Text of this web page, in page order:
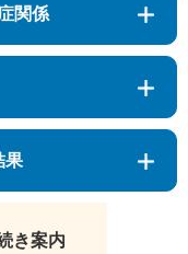
関係
果
き案内